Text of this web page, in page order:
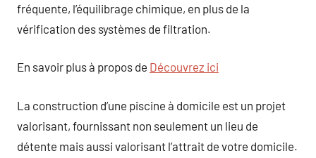
fréquente, l’équilibrage chimique, en plus de la
vérification des systèmes de filtration.
En savoir plus à propos de Découvrez ici
La construction d’une piscine à domicile est un projet
valorisant, fournissant non seulement un lieu de
détente mais aussi valorisant l’attrait de votre domicile.